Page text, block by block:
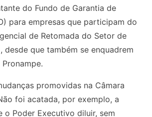
do Fundo de Garantia de
para empresas que participam do
de Retomada do Setor de
desde que também se enquadrem
promovidas na Câmara
foi acatada, por exemplo, a
o Poder Executivo diluir, sem